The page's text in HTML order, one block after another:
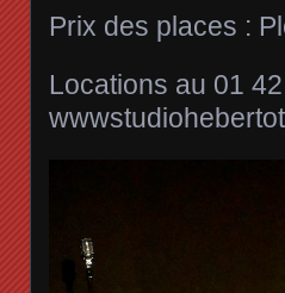
Prix des places :
Locations au 01